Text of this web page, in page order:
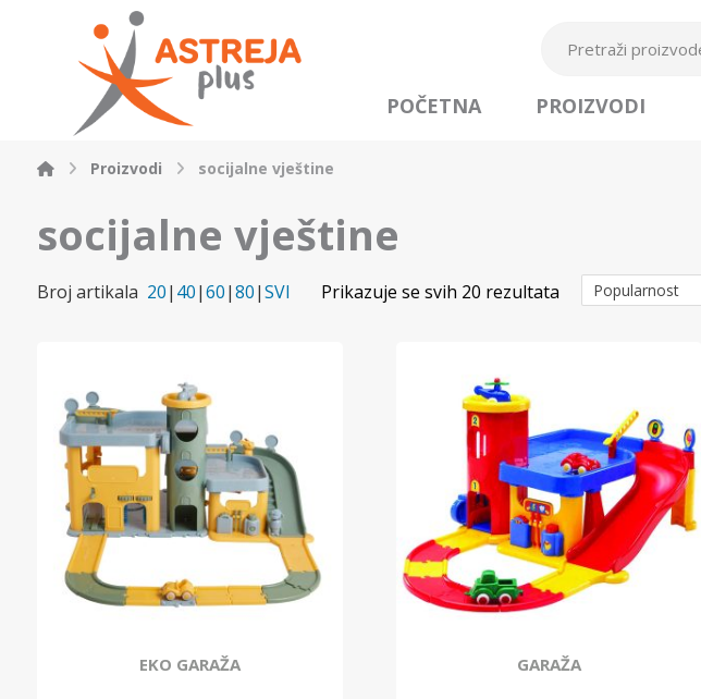
POČETNA PROIZVODI
Proizvodi socijalne vještine
socijalne vještine
Broj artikala 20| 40|60|80|SVI Prikazuje se svih 20 rezultata
EKO GARAŽA GARAŽA